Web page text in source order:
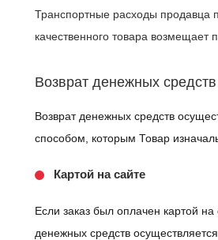
Транспортные расходы продавца
качественного товара возмещает
Возврат денежных средств
Возврат денежных средств
способом, которым Товар
Картой на сайте
Если заказ был оплачен картой на
денежных средств